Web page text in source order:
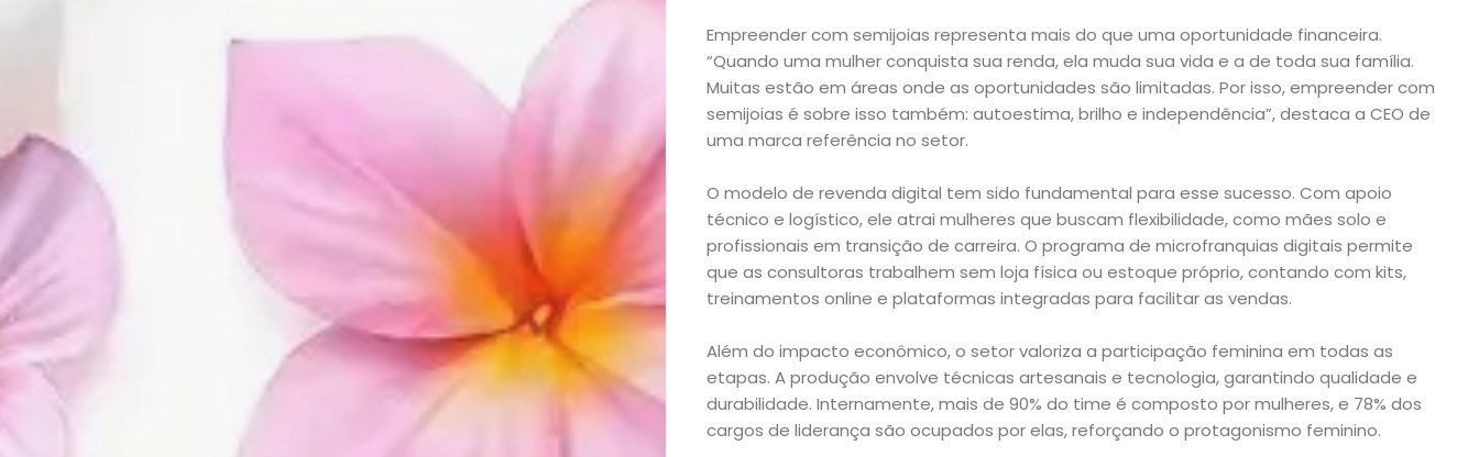
Beleza
Bora
lá!
Casa
e
Decoração
Exclusiva
Homem
Empreender com semijoias representa mais do que uma oportunidade financeira.
“Quando uma mulher conquista sua renda, ela muda sua vida e a de toda sua família.
Muitas estão em áreas onde as oportunidades são limitadas. Por isso, empreender com
semijoias é sobre isso também: autoestima, brilho e independência”, destaca a CEO de
uma marca referência no setor.
O modelo de revenda digital tem sido fundamental para esse sucesso. Com apoio
técnico e logístico, ele atrai mulheres que buscam flexibilidade, como mães solo e
profissionais em transição de carreira. O programa de microfranquias digitais permite
que as consultoras trabalhem sem loja física ou estoque próprio, contando com kits,
treinamentos online e plataformas integradas para facilitar as vendas.
Além do impacto econômico, o setor valoriza a participação feminina em todas as
etapas. A produção envolve técnicas artesanais e tecnologia, garantindo qualidade e
durabilidade. Internamente, mais de 90% do time é composto por mulheres, e 78% dos
cargos de liderança são ocupados por elas, reforçando o protagonismo feminino.